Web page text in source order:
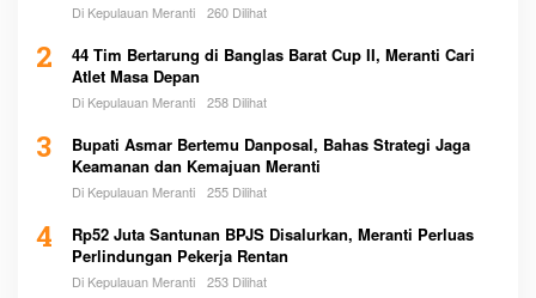
Di Kepulauan Meranti 260 Dilihat
2
44 Tim Bertarung di Banglas Barat Cup II, Meranti Cari
Atlet Masa Depan
Di Kepulauan Meranti 258 Dilihat
3
Bupati Asmar Bertemu Danposal, Bahas Strategi Jaga
Keamanan dan Kemajuan Meranti
Di Kepulauan Meranti 255 Dilihat
4
Rp52 Juta Santunan BPJS Disalurkan, Meranti Perluas
Perlindungan Pekerja Rentan
Di Kepulauan Meranti 253 Dilihat